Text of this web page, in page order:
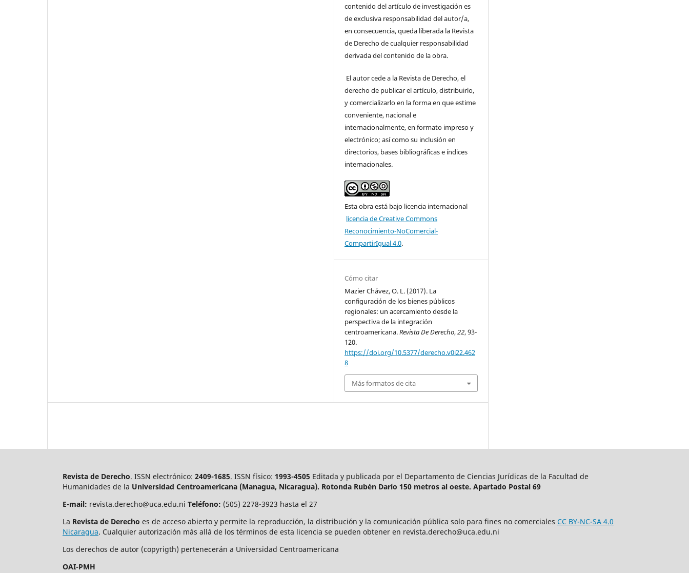
contenido del artículo de investigación es
de exclusiva responsabilidad del autor/a,
en consecuencia, queda liberada la Revista
de Derecho de cualquier responsabilidad
derivada del contenido de la obra.
El autor cede a la Revista de Derecho, el
derecho de publicar el artículo, distribuirlo,
y comercializarlo en la forma en que estime
conveniente, nacional e
internacionalmente, en formato impreso y
electrónico; así como su inclusión en
directorios, bases bibliográficas e índices
internacionales.
Esta obra está bajo licencia internacional
licencia de Creative Commons
Reconocimiento-NoComercial-
CompartirIgual 4.0.
Cómo citar
Mazier Chávez, O. L. (2017). La
configuración de los bienes públicos
regionales: un acercamiento desde la
perspectiva de la integración
centroamericana.Revista De Derecho,22, 93-
120.
https://doi.org/10.5377/derecho.v0i22.462
8
Más formatos de cita
Revista de Derecho. ISSN electrónico: 2409-1685. ISSN físico: 1993-4505 Editada y publicada por el Departamento de Ciencias Jurídicas de la Facultad de
Humanidades de la Universidad Centroamericana (Managua, Nicaragua). Rotonda Rubén Darío 150 metros al oeste. Apartado Postal 69
E-mail: revista.derecho@uca.edu.ni Teléfono: (505) 2278-3923 hasta el 27
La Revista de Derecho es de acceso abierto y permite la reproducción, la distribución y la comunicación pública solo para fines no comerciales CC BY-NC-SA 4.0
Nicaragua. Cualquier autorización más allá de los términos de esta licencia se pueden obtener en revista.derecho@uca.edu.ni
Los derechos de autor (copyrigth) pertenecerán a Universidad Centroamericana
OAI-PMH